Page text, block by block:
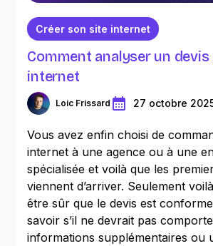
Créer son site internet
Comment analyser un
internet
Loic Frissard 27 octobre
Vous avez enfin choisi de
internet à une agence ou à une
spécialisée et voilà que les
viennent d’arriver. Seulement
être sûr que le devis est
savoir s’il ne devrait pas
informations supplémentaires ou